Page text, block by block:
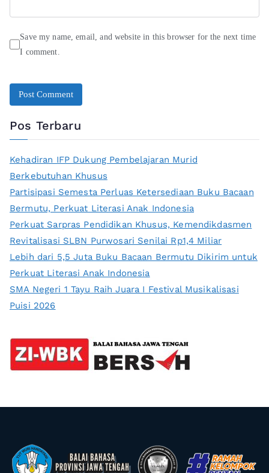
Save my name, email, and website in this browser for the next time
I comment.
Pos Terbaru
Kehadiran IFP Dukung Pembelajaran Murid
Berkebutuhan Khusus
Partisipasi Semesta Perluas Ketersediaan Buku Bacaan
Bermutu, Perkuat Literasi Anak Indonesia
Perkuat Sarpras Pendidikan Khusus, Kemendikdasmen
Revitalisasi SLBN Purwosari Senilai Rp1,4 Miliar
Lebih dari 5,5 Juta Buku Bacaan Bermutu Dikirim untuk
Perkuat Literasi Anak Indonesia
SMA Negeri 1 Tayu Raih Juara I Festival Musikalisasi
Puisi 2026